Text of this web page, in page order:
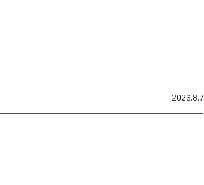
2026.8.7